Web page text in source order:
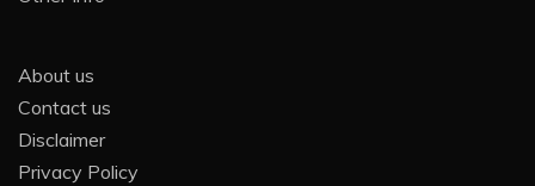
About us
Contact us
Disclaimer
Privacy Policy